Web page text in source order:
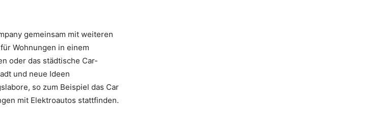
gemeinsam mit weiteren
Wohnungen in einem
oder das städtische Car-
und neue Ideen
so zum Beispiel das Car
mit Elektroautos stattfinden.